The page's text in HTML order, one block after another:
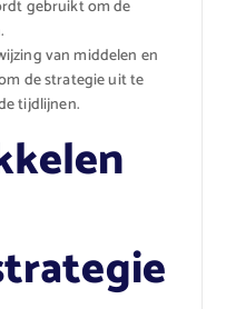
gebruikt om de
van middelen en
de strategie uit te
tijdlijnen.